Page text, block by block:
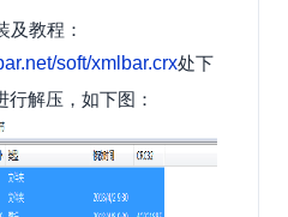
教程：
soft/xmlbar.crx处下
解压，如下图：